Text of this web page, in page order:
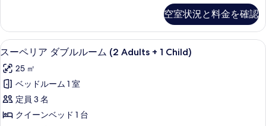
示
す
る
ー
ム
(2
Adults
+
Child)
の
ス
ダ
ブ
ル
ー
(2
Adults
空室状況と料金を確認
ス
ー
ペ
リ
ア
ダ
1 室のベッドルーム、高級寝具、羽
5
スーペリア ダブルルーム (2 Adults + 1 Child)
25 ㎡
ベッドルーム 1 室
定員 3 名
クイーンベッド 1 台